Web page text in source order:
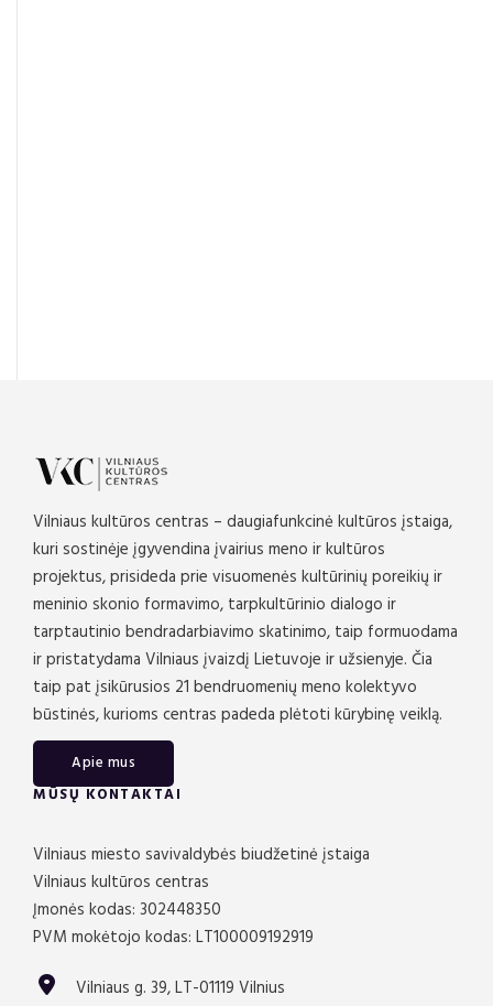
Vilniaus kultūros centras – daugiafunkcinė kultūros įstaiga,
kuri sostinėje įgyvendina įvairius meno ir kultūros
projektus, prisideda prie visuomenės kultūrinių poreikių ir
meninio skonio formavimo, tarpkultūrinio dialogo ir
tarptautinio bendradarbiavimo skatinimo, taip formuodama
ir pristatydama Vilniaus įvaizdį Lietuvoje ir užsienyje. Čia
taip pat įsikūrusios 21 bendruomenių meno kolektyvo
būstinės, kurioms centras padeda plėtoti kūrybinę veiklą.
Apie mus
MŪSŲ KONTAKTAI
Vilniaus miesto savivaldybės biudžetinė įstaiga
Vilniaus kultūros centras
Įmonės kodas: 302448350
PVM mokėtojo kodas: LT100009192919
Vilniaus g. 39, LT-01119 Vilnius